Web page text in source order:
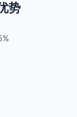
势